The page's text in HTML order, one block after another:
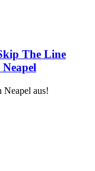
The Line
Neapel aus!